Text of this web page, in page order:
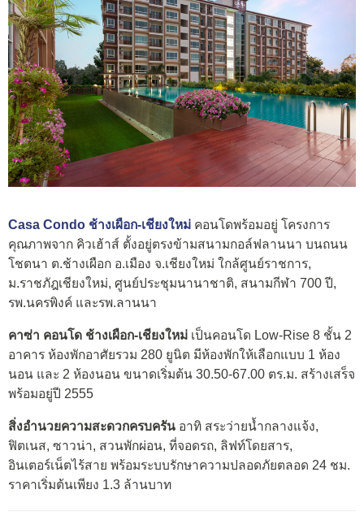
Casa Condo ช้างเผือก-เชียงใหม่ คอนโดพร้อมอยู่ โครงการ
คุณภาพจาก คิวเฮ้าส์ ตั้งอยู่ตรงข้ามสนามกอล์ฟลานนา บนถนน
โชตนา ต.ช้างเผือก อ.เมือง จ.เชียงใหม่ ใกล้ศูนย์ราชการ,
ม.ราชภัฎเชียงใหม่, ศูนย์ประชุมนานาชาติ, สนามกีฬา 700 ปี,
รพ.นครพิงค์ และรพ.ลานนา
คาซ่า คอนโด ช้างเผือก-เชียงใหม่ เป็นคอนโด Low-Rise 8 ชั้น 2
อาคาร ห้องพักอาศัยรวม 280 ยูนิต มีห้องพักให้เลือกแบบ 1 ห้อง
นอน และ 2 ห้องนอน ขนาดเริ่มต้น 30.50-67.00 ตร.ม. สร้างเสร็จ
พร้อมอยู่ปี 2555
สิ่งอำนวยความสะดวกครบครัน อาทิ สระว่ายน้ำกลางแจ้ง,
ฟิตเนส, ซาวน่า, สวนพักผ่อน, ที่จอดรถ, ลิฟท์โดยสาร,
อินเตอร์เน็ตไร้สาย พร้อมระบบรักษาความปลอดภัยตลอด 24 ชม.
ราคาเริ่มต้นเพียง 1.3 ล้านบาท